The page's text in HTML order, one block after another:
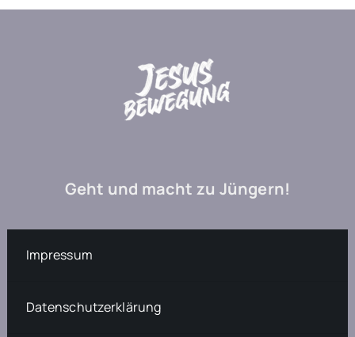
Geht und macht zu Jüngern!
Impressum
Datenschutzerklärung